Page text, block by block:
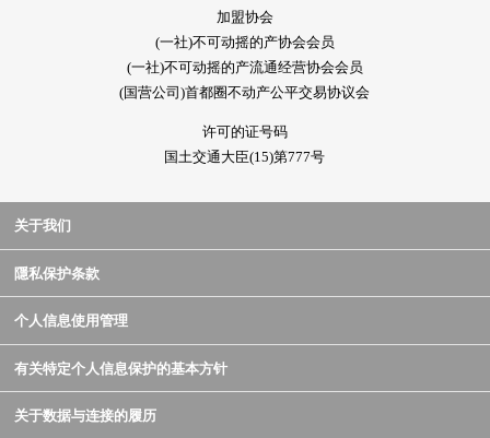
加盟协会
(一社)不可动摇的产协会会员
(一社)不可动摇的产流通经营协会会员
(国营公司)首都圈不动产公平交易协议会
许可的证号码
国土交通大臣(15)第777号
关于我们
隱私保护条款
个人信息使用管理
有关特定个人信息保护的基本方针
关于数据与连接的履历